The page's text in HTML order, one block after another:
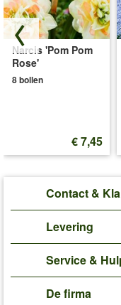
Narcis 'Pom Pom
Rose'
8 bollen
€ 7,45
Contact &
Levering
Service &
De firma